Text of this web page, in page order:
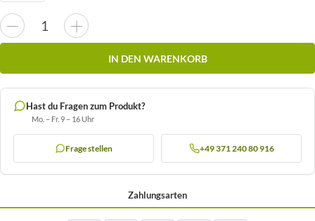
IN DEN WARENKORB
Hast du Fragen zum Produkt?
Mo. – Fr. 9 – 16 Uhr
Frage stellen +49 371 240 80 916
Zahlungsarten